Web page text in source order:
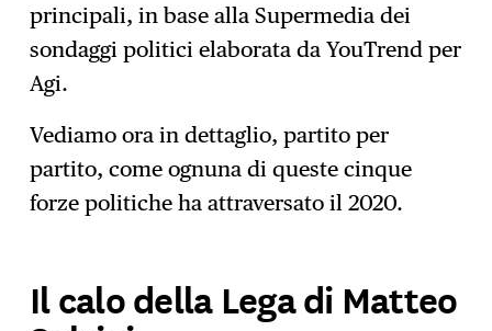
principali, in base alla Supermedia dei
sondaggi politici elaborata da YouTrend per
Agi.
Vediamo ora in dettaglio, partito per
partito, come ognuna di queste cinque
forze politiche ha attraversato il 2020.
Il calo della Lega di Matteo